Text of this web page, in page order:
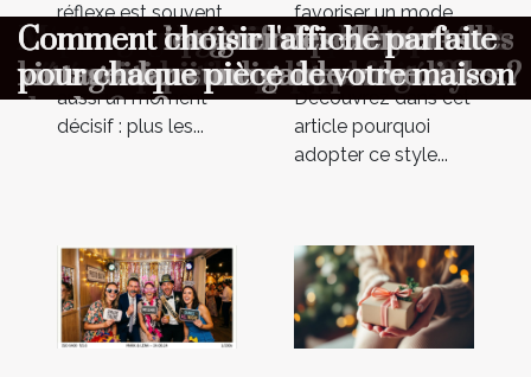
Dépannage express : quelles
informations transmettre au
premier contact ?
réflexe est souvent
d’appeler en
urgence, mais c’est
aussi un moment
décisif : plus les...
Aménagement minimaliste :
pourquoi moins c’est parfois mieux
favoriser un mode
de vie plus serein et
harmonieux.
Découvrez dans cet
article pourquoi
adopter ce style...
Maximiser l'ambiance à votre
cérémonie avec un photobooth
Comment choisir le cadeau parfait
pour surprendre vos proches ?
Comment organiser une chasse au
trésor éducative pour enfants ?
Comment optimiser la longévité de
votre combinaison de plongée ?
Comment choisir un parfum
masculin qui complète votre style
de vie ?
Comment les gaufres reflètent-elles
les traditions culinaires mondiales ?
Comment intégrer des éléments
vintage dans une garde-robe
moderne ?
Comment choisir l'affiche parfaite
pour chaque pièce de votre maison